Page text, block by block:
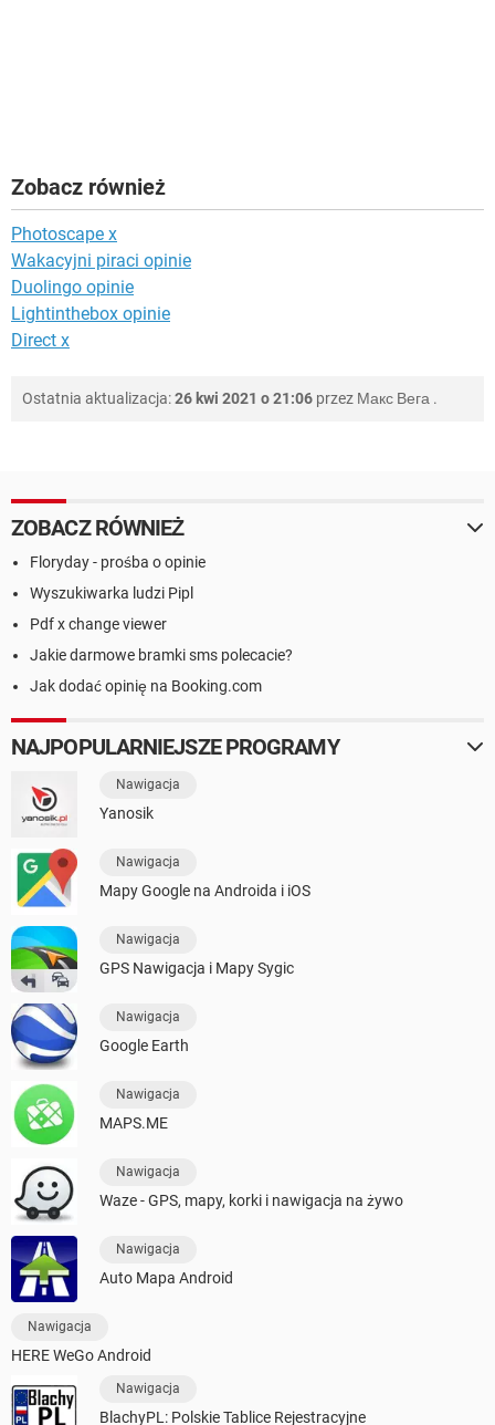
Zobacz również
Photoscape x
Wakacyjni piraci opinie
Duolingo opinie
Lightinthebox opinie
Direct x
Ostatnia aktualizacja:26 kwi 2021 o 21:06 przez Макс Вега .
ZOBACZ RÓWNIEŻ
Floryday - prośba o opinie
Wyszukiwarka ludzi Pipl
Pdf x change viewer
Jakie darmowe bramki sms polecacie?
Jak dodać opinię na Booking.com
NAJPOPULARNIEJSZE PROGRAMY
Nawigacja
Yanosik
Nawigacja
Mapy Google na Androida i iOS
Nawigacja
GPS Nawigacja i Mapy Sygic
Nawigacja
Google Earth
Nawigacja
MAPS.ME
Nawigacja
Waze - GPS, mapy, korki i nawigacja na żywo
Nawigacja
Auto Mapa Android
Nawigacja
HERE WeGo Android
Nawigacja
BlachyPL: Polskie Tablice Rejestracyjne